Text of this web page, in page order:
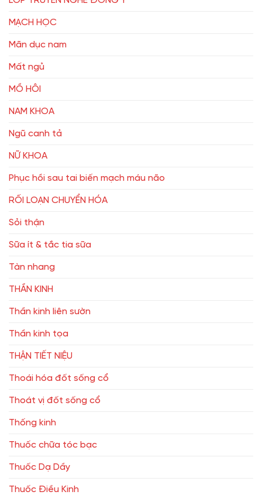
MẠCH HỌC
Mãn dục nam
Mất ngủ
MỒ HÔI
NAM KHOA
Ngũ canh tả
NỮ KHOA
Phục hồi sau tai biến mạch máu não
RỐI LOẠN CHUYỂN HÓA
Sỏi thận
Sữa ít & tắc tia sữa
Tàn nhang
THẦN KINH
Thần kinh liên sườn
Thần kinh tọa
THẬN TIẾT NIỆU
Thoái hóa đốt sống cổ
Thoát vị đốt sống cổ
Thống kinh
Thuốc chữa tóc bạc
Thuốc Dạ Dầy
Thuốc Điều Kinh